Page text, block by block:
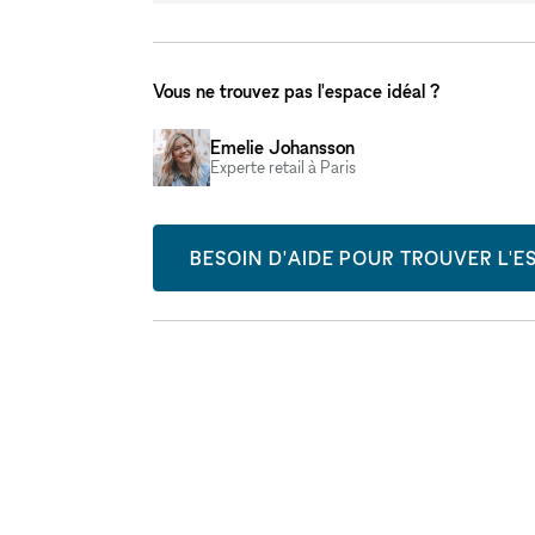
Vous ne trouvez pas l'espace idéal ?
Emelie Johansson
Experte retail à Paris
BESOIN D'AIDE POUR TROUVER